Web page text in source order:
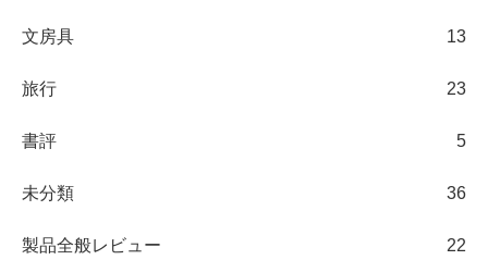
文房具 13
旅行 23
書評 5
未分類 36
製品全般レビュー 22